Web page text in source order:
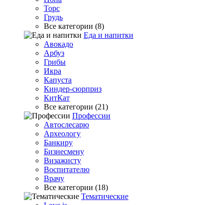
Торс
Грудь
Все категории (8)
Еда и напитки
Авокадо
Арбуз
Грибы
Икра
Капуста
Киндер-сюрприз
КитКат
Все категории (21)
Профессии
Автослесарю
Археологу
Банкиру
Бизнесмену
Визажисту
Воспитателю
Врачу
Все категории (18)
Тематические